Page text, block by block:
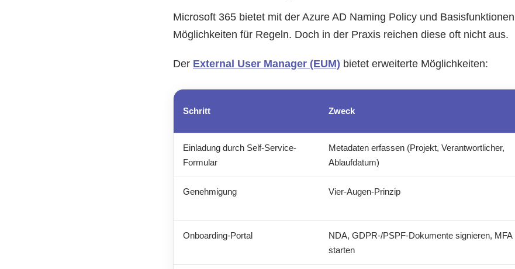
Microsoft 365 bietet mit der Azure AD Naming Policy und
Möglichkeiten für Regeln. Doch in der Praxis reichen diese oft nicht aus.
Der External User Manager (EUM) bietet erweiterte Möglichkeiten:
Schritt Zweck
Einladung durch Self-Service-
Formular
Metadaten erfassen (Projekt, Verantwortlicher,
Ablaufdatum)
Genehmigung Vier-Augen-Prinzip
Onboarding-Portal
NDA, GDPR-/PSPF-Dokumente signieren, MFA
starten